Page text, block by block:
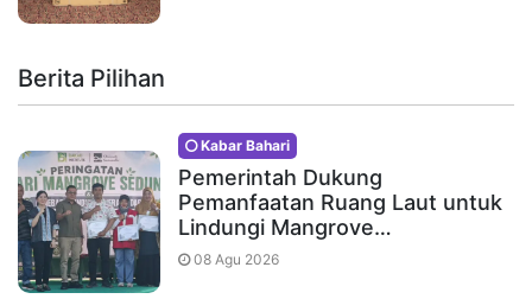
Berita Pilihan
Kabar Bahari
Pemerintah Dukung
Pemanfaatan Ruang Laut untuk
Lindungi Mangrove…
08 Agu 2026